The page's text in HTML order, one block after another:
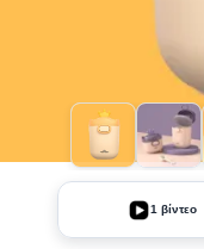
1 βίντεο